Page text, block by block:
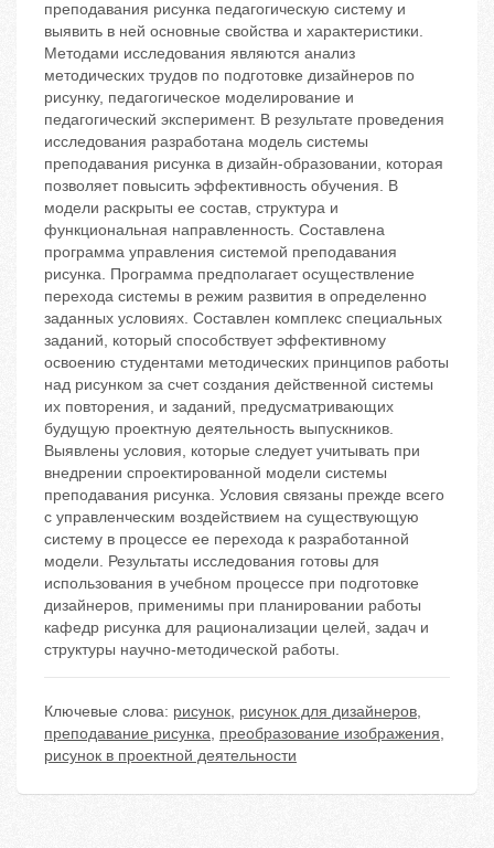
преподавания рисунка педагогическую систему и
выявить в ней основные свойства и характеристики.
Методами исследования являются анализ
методических трудов по подготовке дизайнеров по
рисунку, педагогическое моделирование и
педагогический эксперимент. В результате проведения
исследования разработана модель системы
преподавания рисунка в дизайн-образовании, которая
позволяет повысить эффективность обучения. В
модели раскрыты ее состав, структура и
функциональная направленность. Составлена
программа управления системой преподавания
рисунка. Программа предполагает осуществление
перехода системы в режим развития в определенно
заданных условиях. Составлен комплекс специальных
заданий, который способствует эффективному
освоению студентами методических принципов работы
над рисунком за счет создания действенной системы
их повторения, и заданий, предусматривающих
будущую проектную деятельность выпускников.
Выявлены условия, которые следует учитывать при
внедрении спроектированной модели системы
преподавания рисунка. Условия связаны прежде всего
с управленческим воздействием на существующую
систему в процессе ее перехода к разработанной
модели. Результаты исследования готовы для
использования в учебном процессе при подготовке
дизайнеров, применимы при планировании работы
кафедр рисунка для рационализации целей, задач и
структуры научно-методической работы.
Ключевые слова: рисунок, рисунок для дизайнеров,
преподавание рисунка, преобразование изображения,
рисунок в проектной деятельности